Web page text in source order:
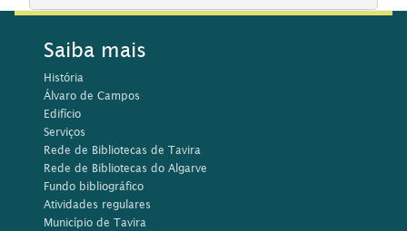
Saiba mais
História
Álvaro de Campos
Edifício
Serviços
Rede de Bibliotecas de Tavira
Rede de Bibliotecas do Algarve
Fundo bibliográfico
Atividades regulares
Município de Tavira